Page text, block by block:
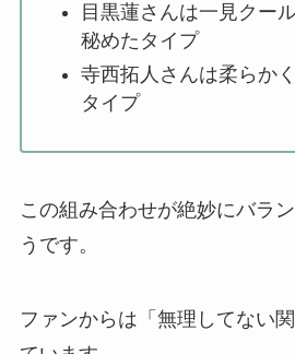
目黒蓮さんは一見クー
秘めたタイプ
寺西拓人さんは柔らか
タイプ
この組み合わせが絶妙にバラ
うです。
ファンからは「無理してない